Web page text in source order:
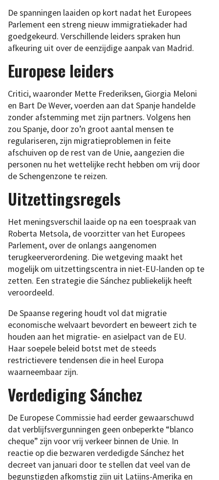
De spanningen laaiden op kort nadat het Europees
Parlement een streng nieuw immigratiekader had
goedgekeurd. Verschillende leiders spraken hun
afkeuring uit over de eenzijdige aanpak van Madrid.
Europese leiders
Critici, waaronder Mette Frederiksen, Giorgia Meloni
en Bart De Wever, voerden aan dat Spanje handelde
zonder afstemming met zijn partners. Volgens hen
zou Spanje, door zo’n groot aantal mensen te
regulariseren, zijn migratieproblemen in feite
afschuiven op de rest van de Unie, aangezien die
personen nu het wettelijke recht hebben om vrij door
de Schengenzone te reizen.
Uitzettingsregels
Het meningsverschil laaide op na een toespraak van
Roberta Metsola, de voorzitter van het Europees
Parlement, over de onlangs aangenomen
terugkeerverordening. Die wetgeving maakt het
mogelijk om uitzettingscentra in niet-EU-landen op te
zetten. Een strategie die Sánchez publiekelijk heeft
veroordeeld.
De Spaanse regering houdt vol dat migratie
economische welvaart bevordert en beweert zich te
houden aan het migratie- en asielpact van de EU.
Haar soepele beleid botst met de steeds
restrictievere tendensen die in heel Europa
waarneembaar zijn.
Verdediging Sánchez
De Europese Commissie had eerder gewaarschuwd
dat verblijfsvergunningen geen onbeperkte “blanco
cheque” zijn voor vrij verkeer binnen de Unie. In
reactie op die bezwaren verdedigde Sánchez het
decreet van januari door te stellen dat veel van de
begunstigden afkomstig zijn uit Latijns-Amerika en